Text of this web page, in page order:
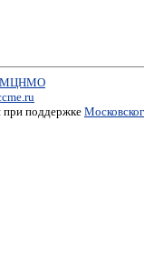
МЦНМО
при поддержке